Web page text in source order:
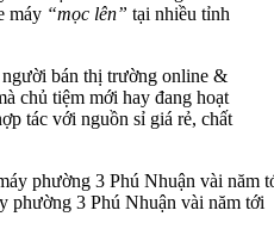
máy “mọc lên” tại nhiều tỉnh
bán thị trường online &
chủ tiệm mới hay đang hoạt
tác với nguồn sỉ giá rẻ, chất
phường 3 Phú Nhuận vài năm tới